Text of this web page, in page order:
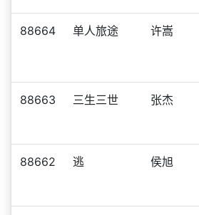
88664 单人旅途 许嵩
88663 三生三世 张杰
88662 逃 侯旭